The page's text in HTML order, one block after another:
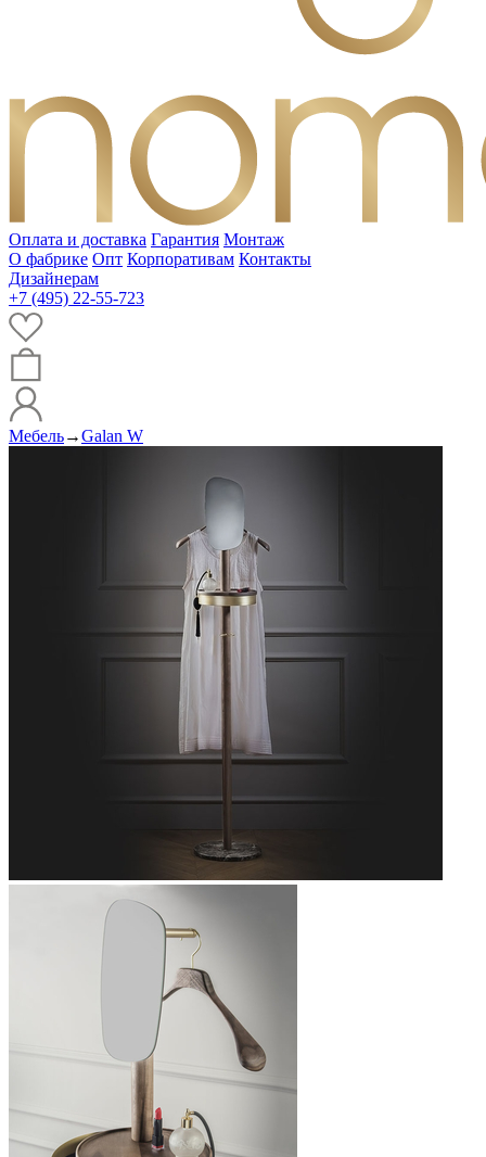
Оплата и доставка Гарантия Монтаж
О фабрике Опт Корпоративам Контакты
Дизайнерам
+7 (495) 22-55-723
Мебель→Galan W